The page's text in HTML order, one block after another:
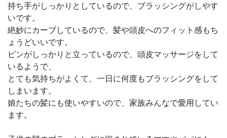
持ち手がしっかりとしているので、ブラッシングがしやす
いです。
絶妙にカーブしているので、髪や頭皮へのフィット感もち
ょうどいいです。
ピンがしっかりと立っているので、頭皮マッサージをして
いるようで、
とても気持ちがよくて、一日に何度もブラッシングをして
しまいます。
娘たちの髪にも使いやすいので、家族みんなで愛用してい
ます。